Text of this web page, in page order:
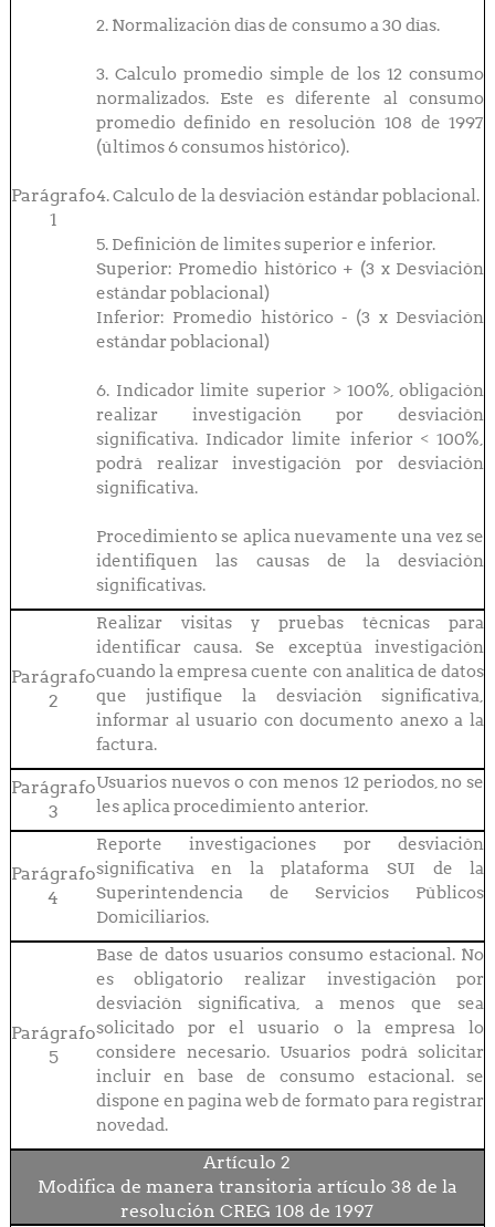
Parágrafo
1
2. Normalización días de consumo a 30 días.
3. Calculo promedio simple de los 12 consumo
normalizados. Este es diferente al consumo
promedio definido en resolución 108 de 1997
(últimos 6 consumos histórico).
4. Calculo de la desviación estándar poblacional.
5. Definición de limites superior e inferior.
Superior: Promedio histórico + (3 x Desviación
estándar poblacional)
Inferior: Promedio histórico - (3 x Desviación
estándar poblacional)
6. Indicador limite superior > 100%, obligación
realizar investigación por desviación
significativa. Indicador limite inferior < 100%,
podrá realizar investigación por desviación
significativa.
Procedimiento se aplica nuevamente una vez se
identifiquen las causas de la desviación
significativas.
Parágrafo
2
Realizar visitas y pruebas técnicas para
identificar causa. Se exceptúa investigación
cuando la empresa cuente con analítica de datos
que justifique la desviación significativa,
informar al usuario con documento anexo a la
factura.
Parágrafo
3
Usuarios nuevos o con menos 12 periodos, no se
les aplica procedimiento anterior.
Parágrafo
4
Reporte investigaciones por desviación
significativa en la plataforma SUI de la
Superintendencia de Servicios Públicos
Domiciliarios.
Parágrafo
5
Base de datos usuarios consumo estacional. No
es obligatorio realizar investigación por
desviación significativa, a menos que sea
solicitado por el usuario o la empresa lo
considere necesario. Usuarios podrá solicitar
incluir en base de consumo estacional. se
dispone en pagina web de formato para registrar
novedad.
Artículo 2
Modifica de manera transitoria artículo 38 de la
resolución CREG 108 de 1997